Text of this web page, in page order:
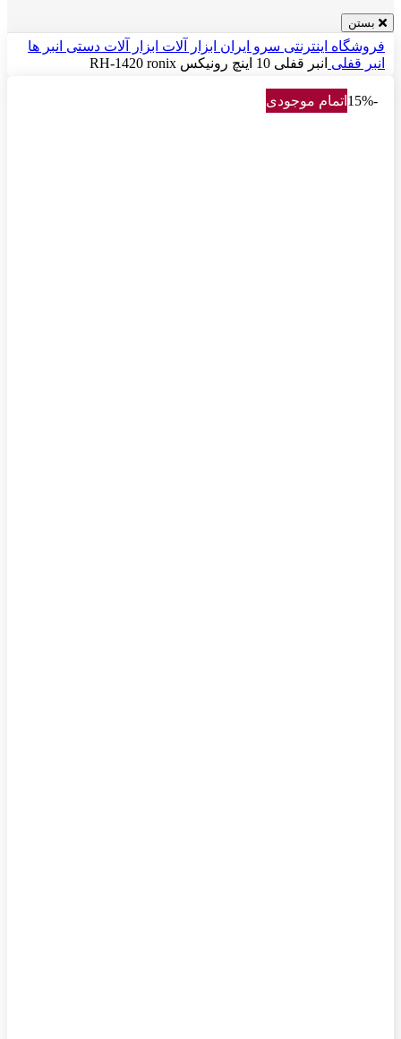
بستن
فروشگاه اینترنتی سرو ایران ابزار آلات ابزار آلات دستی انبر ها
انبر قفلی انبر قفلی 10 اینچ رونیکس RH-1420 ronix
-15% اتمام موجودی